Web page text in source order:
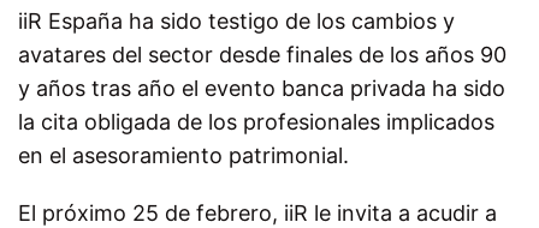
iiR España ha sido testigo de los cambios y
avatares del sector desde finales de los años 90
y años tras año el evento banca privada ha sido
la cita obligada de los profesionales implicados
en el asesoramiento patrimonial.
El próximo 25 de febrero, iiR le invita a acudir a